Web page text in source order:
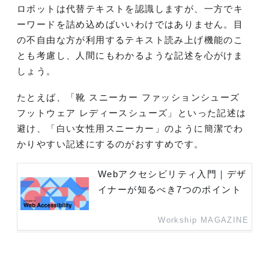
ロボットは代替テキストを認識しますが、一方でキ
ーワードを詰め込めばいいわけではありません。目
の不自由な方が利用するテキスト読み上げ機能のこ
とも考慮し、人間にもわかるような記述を心がけま
しょう。
たとえば、「靴 スニーカー ファッションシューズ
フットウェア レディースシューズ」といった記述は
避け、「白い女性用スニーカー」のように簡潔でわ
かりやすい記述にするのがおすすめです。
Webアクセシビリティ入門｜デザ
イナーが知るべき7つのポイント
Workship MAGAZINE